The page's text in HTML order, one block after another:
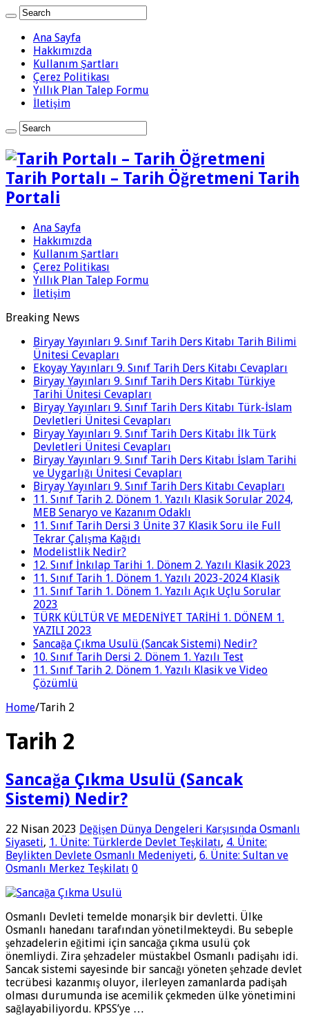
Ana Sayfa
Hakkımızda
Kullanım Şartları
Çerez Politikası
Yıllık Plan Talep Formu
İletişim
Tarih Portalı – Tarih Öğretmeni Tarih
Portali
Ana Sayfa
Hakkımızda
Kullanım Şartları
Çerez Politikası
Yıllık Plan Talep Formu
İletişim
Breaking News
Biryay Yayınları 9. Sınıf Tarih Ders Kitabı Tarih Bilimi
Ünitesi Cevapları
Ekoyay Yayınları 9. Sınıf Tarih Ders Kitabı Cevapları
Biryay Yayınları 9. Sınıf Tarih Ders Kitabı Türkiye
Tarihi Ünitesi Cevapları
Biryay Yayınları 9. Sınıf Tarih Ders Kitabı Türk-İslam
Devletleri Ünitesi Cevapları
Biryay Yayınları 9. Sınıf Tarih Ders Kitabı İlk Türk
Devletleri Ünitesi Cevapları
Biryay Yayınları 9. Sınıf Tarih Ders Kitabı İslam Tarihi
ve Uygarlığı Ünitesi Cevapları
Biryay Yayınları 9. Sınıf Tarih Ders Kitabı Cevapları
11. Sınıf Tarih 2. Dönem 1. Yazılı Klasik Sorular 2024,
MEB Senaryo ve Kazanım Odaklı
11. Sınıf Tarih Dersi 3 Ünite 37 Klasik Soru ile Full
Tekrar Çalışma Kağıdı
Modelistlik Nedir?
12. Sınıf İnkılap Tarihi 1. Dönem 2. Yazılı Klasik 2023
11. Sınıf Tarih 1. Dönem 1. Yazılı 2023-2024 Klasik
11. Sınıf Tarih 1. Dönem 1. Yazılı Açık Uçlu Sorular
2023
TÜRK KÜLTÜR VE MEDENİYET TARİHİ 1. DÖNEM 1.
YAZILI 2023
Sancağa Çıkma Usulü (Sancak Sistemi) Nedir?
10. Sınıf Tarih Dersi 2. Dönem 1. Yazılı Test
11. Sınıf Tarih 2. Dönem 1. Yazılı Klasik ve Video
Çözümlü
Home/Tarih 2
Tarih 2
Sancağa Çıkma Usulü (Sancak
Sistemi) Nedir?
22 Nisan 2023 Değişen Dünya Dengeleri Karşısında Osmanlı
Siyaseti, 1. Ünite: Türklerde Devlet Teşkilatı, 4. Ünite:
Beylikten Devlete Osmanlı Medeniyeti, 6. Ünite: Sultan ve
Osmanlı Merkez Teşkilatı 0
Osmanlı Devleti temelde monarşik bir devletti. Ülke
Osmanlı hanedanı tarafından yönetilmekteydi. Bu sebeple
şehzadelerin eğitimi için sancağa çıkma usulü çok
önemliydi. Zira şehzadeler müstakbel Osmanlı padişahı idi.
Sancak sistemi sayesinde bir sancağı yöneten şehzade devlet
tecrübesi kazanmış oluyor, ilerleyen zamanlarda padişah
olması durumunda ise acemilik çekmeden ülke yönetimini
sağlayabiliyordu. KPSS’ye …